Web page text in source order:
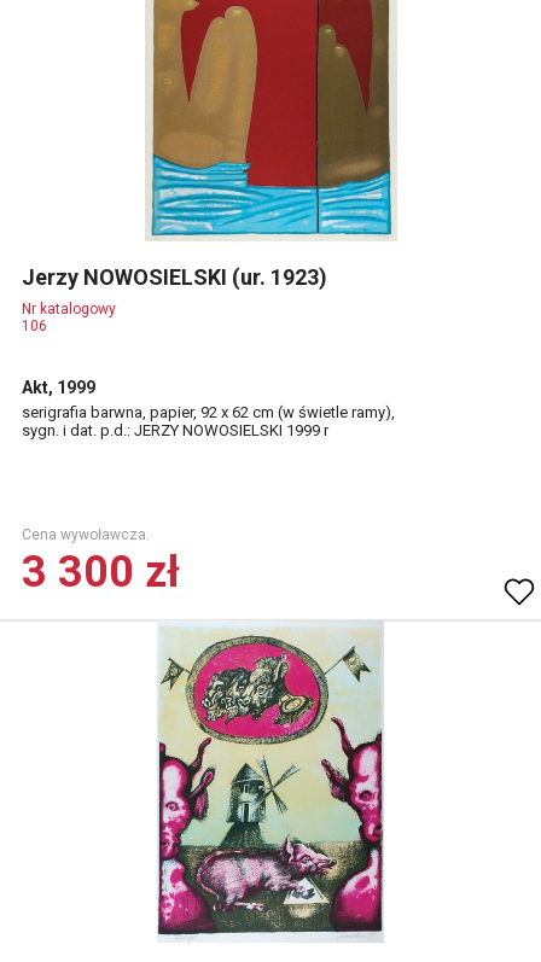
Jerzy NOWOSIELSKI (ur. 1923)
Nr katalogowy
106
Akt, 1999
serigrafia barwna, papier, 92 x 62 cm (w świetle ramy),
sygn. i dat. p.d.: JERZY NOWOSIELSKI 1999 r
Cena wywoławcza.
3 300 zł